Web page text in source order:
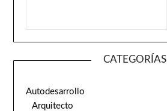
CATEGORÍAS
Autodesarrollo
Arquitecto